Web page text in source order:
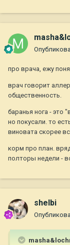
про врача, ежу
врач говорит
общественность.
баранья нога - это
но покусали. то
виновата скорее
корм про план.
полторы недели -
shelbi